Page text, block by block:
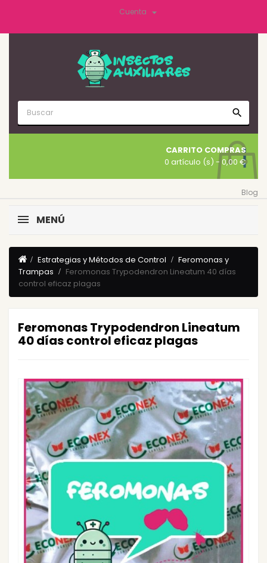
Cuenta 
search
CARRITO COMPRAS
0 artículo (s) - 0,00 €
Blog
MENÚ
Estrategias y Métodos de Control
Feromonas y
Trampas
Feromonas Trypodendron Lineatum 40 días
control eficaz plagas
Feromonas Trypodendron Lineatum
40 días control eficaz plagas